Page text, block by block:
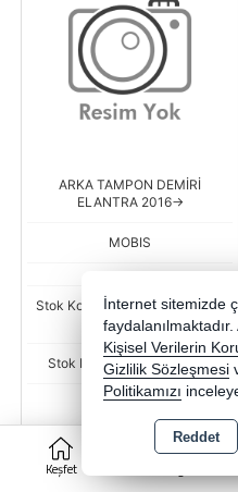
Keşfet
ARKA TAMPON DEMİRİ
ELANTRA 2016->
MOBIS
Stok Kodu : BSR-HMC-86631-
F2020-WME
Stok Miktarı : Stok sorunuz
Fiyat
6.984,44 TL
- +
İnternet sitemizde
faydalanılmaktadır.
Kişisel Verilerin
Gizlilik Sözleşmesi
Politikamızı
Reddet